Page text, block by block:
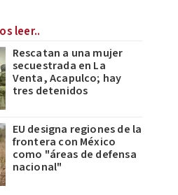
leer..
Rescatan a una mujer
secuestrada en La
Venta, Acapulco; hay
tres detenidos
EU designa regiones de la
frontera con México
como "áreas de defensa
nacional"